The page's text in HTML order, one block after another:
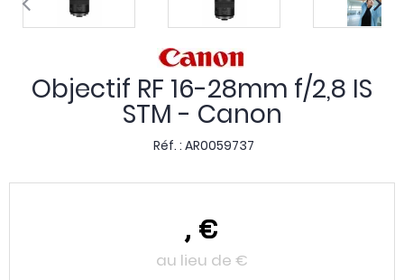
Objectif RF 16-28mm f/2,8 IS
STM - Canon
Réf. : AR0059737
, €
au lieu de €